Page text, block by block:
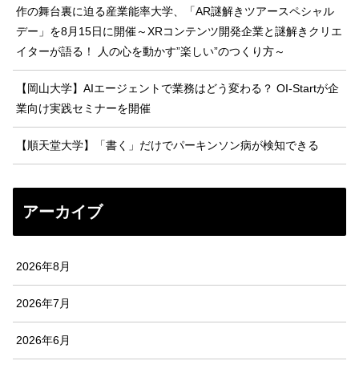
作の舞台裏に迫る産業能率大学、「AR謎解きツアースペシャル
デー」を8月15日に開催～XRコンテンツ開発企業と謎解きクリエ
イターが語る！ 人の心を動かす”楽しい”のつくり方～
【岡山大学】AIエージェントで業務はどう変わる？ OI-Startが企
業向け実践セミナーを開催
【順天堂大学】「書く」だけでパーキンソン病が検知できる
アーカイブ
2026年8月
2026年7月
2026年6月